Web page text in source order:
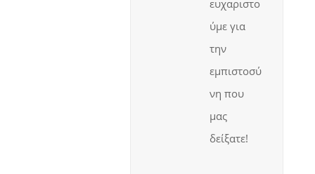
ευχαριστο
ύμε για
την
εμπιστοσύ
νη που
μας
δείξατε!